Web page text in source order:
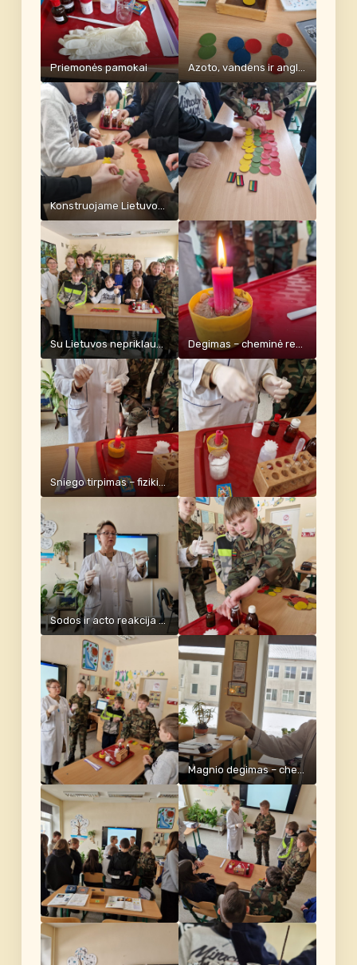
Priemonės pamokai Azoto, vandens ir anglies dioksido molekulės
Konstruojame Lietuvos vėliavą
Su Lietuvos nepriklausomybės atkūrimo diena
Sniego tirpimas – fizikinis reiškinys.
Sodos ir acto reakcija – cheminis reiškinys
Magnio degimas – cheminis reiškinys